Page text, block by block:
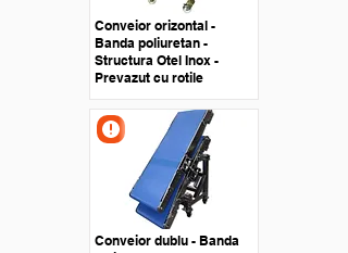
Conveior orizontal -
Banda poliuretan -
Structura Otel Inox -
Prevazut cu rotile
Conveior dublu - Banda